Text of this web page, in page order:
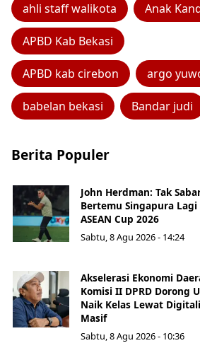
ahli staff walikota Anak
APBD Kab Bekasi
APBD kab cirebon argo
babelan bekasi Bandar judi
Berita Populer
John Herdman: Tak
Bertemu Singapura Lagi
ASEAN Cup 2026
Sabtu, 8 Agu 2026 - 14:24
Akselerasi Ekonomi
Komisi II DPRD Dorong
Naik Kelas Lewat
Masif
Sabtu, 8 Agu 2026 - 10:36